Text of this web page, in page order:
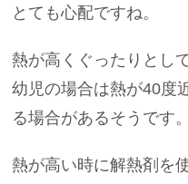
とても心配ですね。
熱が高くぐったりとし
幼児の場合は熱が40度
る場合があるそうです。
熱が高い時に解熱剤を